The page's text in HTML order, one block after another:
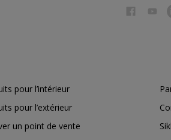
pour l’intérieur
pour l’extérieur
un point de vente